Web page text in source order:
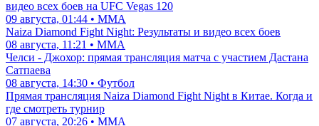
видео всех боев на UFC Vegas 120
09 августа, 01:44 • ММА
Naiza Diamond Fight Night: Результаты и видео всех боев
08 августа, 11:21 • ММА
Челси - Джохор: прямая трансляция матча с участием Дастана
Сатпаева
08 августа, 14:30 • Футбол
Прямая трансляция Naiza Diamond Fight Night в Китае. Когда и
где смотреть турнир
07 августа, 20:26 • ММА